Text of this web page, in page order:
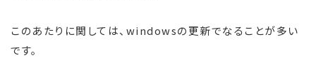
このあたりに関しては、windowsの更新でなることが多い
です。